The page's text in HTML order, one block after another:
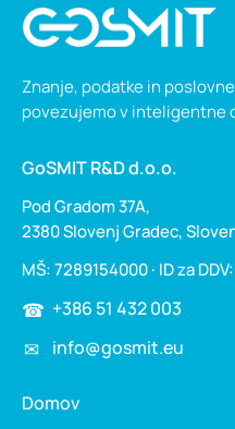
Znanje, podatke in
povezujemo v inteligentne
GoSMIT R&D d.o.o.
Pod Gradom 37A,
2380 Slovenj Gradec,
MŠ: 7289154000 · ID za
+386 51 432 003
info@gosmit.eu
Domov